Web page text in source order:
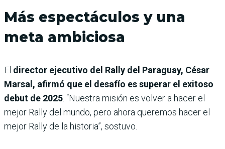
Más espectáculos y una
meta ambiciosa
El director ejecutivo del Rally del Paraguay, César
Marsal, afirmó que el desafío es superar el exitoso
debut de 2025. “Nuestra misión es volver a hacer el
mejor Rally del mundo, pero ahora queremos hacer el
mejor Rally de la historia”, sostuvo.